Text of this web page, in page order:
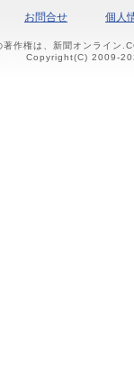
お問合せ 個人
作権は、新聞オンライン
Copyright(C) 2009-